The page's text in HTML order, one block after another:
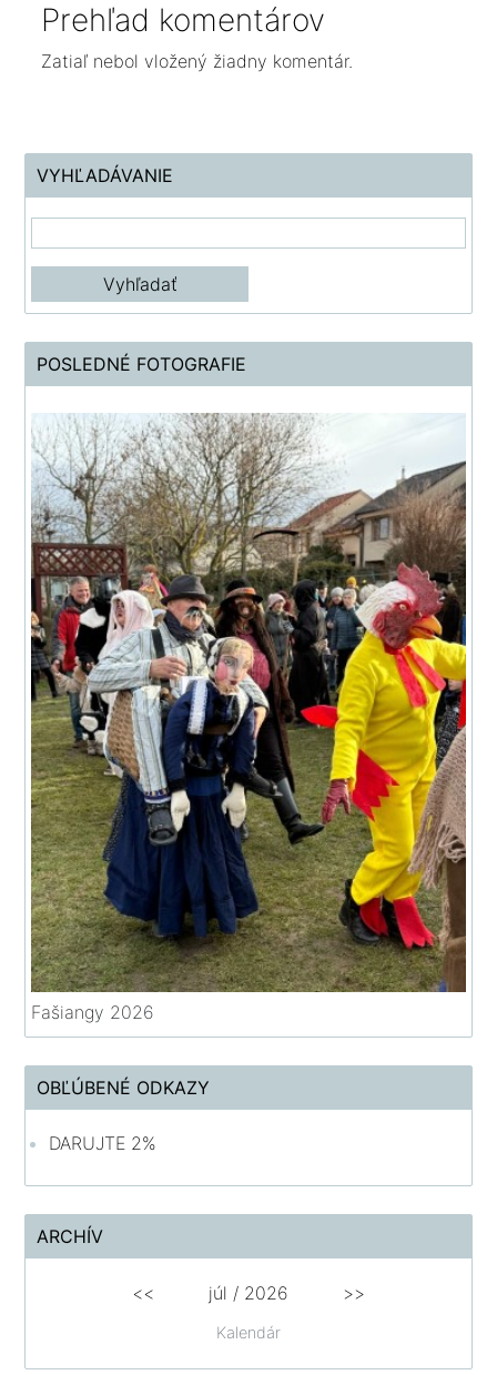
Prehľad komentárov
Zatiaľ nebol vložený žiadny komentár.
VYHĽADÁVANIE
POSLEDNÉ FOTOGRAFIE
Fašiangy 2026
OBĽÚBENÉ ODKAZY
DARUJTE 2%
ARCHÍV
Kalendár
<< júl / 2026 >>